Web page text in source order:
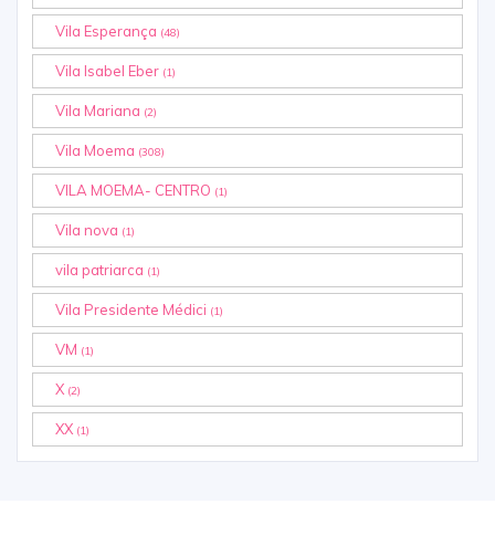
Vila Esperança (48)
Vila Isabel Eber (1)
Vila Mariana (2)
Vila Moema (308)
VILA MOEMA- CENTRO (1)
Vila nova (1)
vila patriarca (1)
Vila Presidente Médici (1)
VM (1)
X (2)
XX (1)